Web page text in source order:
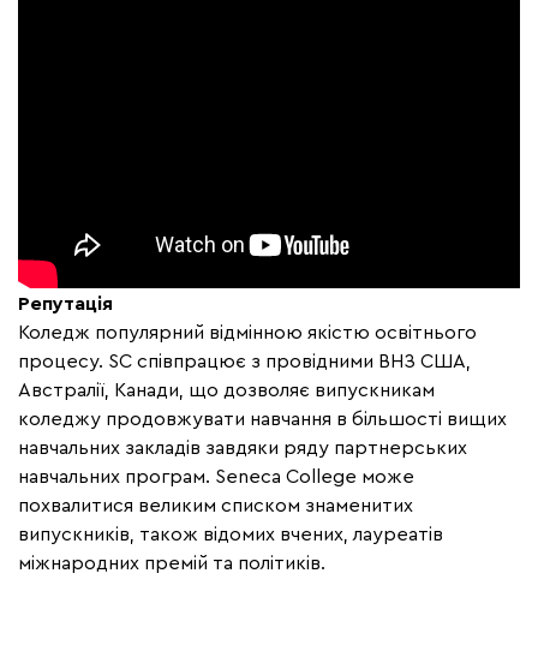
Репутація
Коледж популярний відмінною якістю освітнього
процесу. SC співпрацює з провідними ВНЗ США,
Австралії, Канади, що дозволяє випускникам
коледжу продовжувати навчання в більшості вищих
навчальних закладів завдяки ряду партнерських
навчальних програм. Seneca College може
похвалитися великим списком знаменитих
випускників, також відомих вчених, лауреатів
міжнародних премій та політиків.